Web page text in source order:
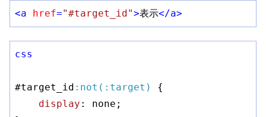
<a href="#target_id">表示</a>
css
#target_id :not( :target)
{
display : none;